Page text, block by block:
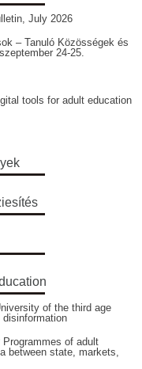
July 2026
– Tanuló Közösségek és
24-25.
tools for adult education
of the third age
of adult
between state, markets,